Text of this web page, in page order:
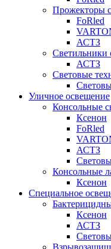
Прожекторы
FoRled
АСТЗ
Светильники
АСТЗ
Световые
Уличное освещение
Консольные
Ксенон
FoRled
АСТЗ
Консольные
Ксенон
Специальное
Ксенон
АСТЗ